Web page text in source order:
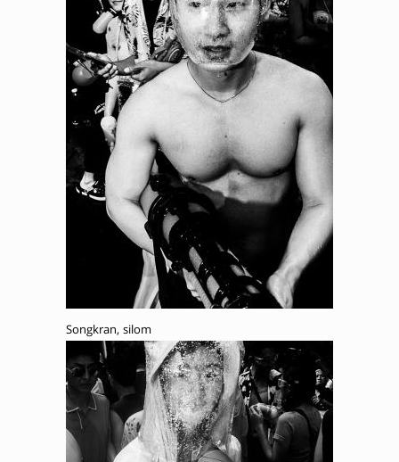
Songkran, silom